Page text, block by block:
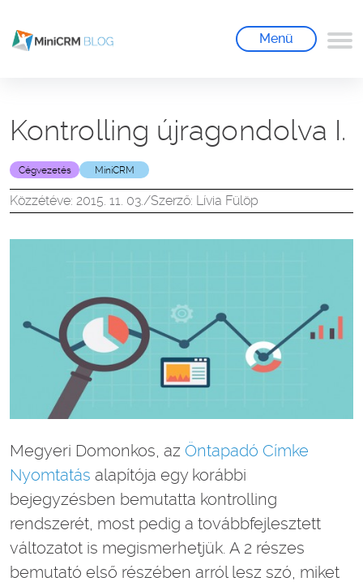
Menü
Kontrolling újragondolva I.
Cégvezetés MiniCRM
Közzétéve: 2015. 11. 03./Szerző: Lívia Fülöp
Megyeri Domonkos, az Öntapadó Címke
Nyomtatás alapítója egy korábbi
bejegyzésben bemutatta kontrolling
rendszerét, most pedig a továbbfejlesztett
változatot is megismerhetjük. A 2 részes
bemutató első részében arról lesz szó, miket